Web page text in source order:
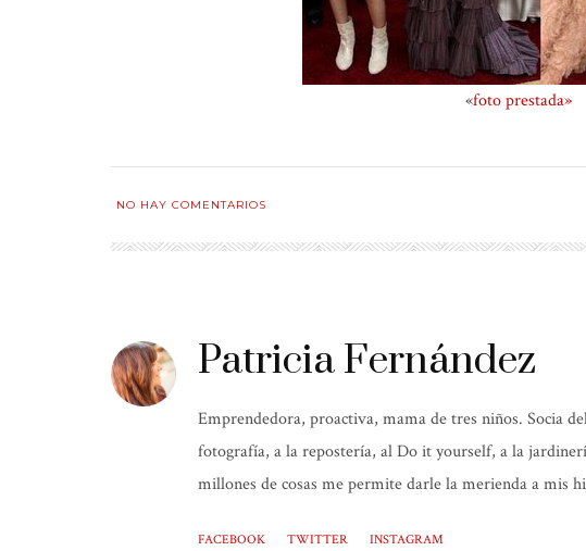
«foto prestada»
NO HAY COMENTARIOS
Patricia Fernández
Emprendedora, proactiva, mama de tres niños. Socia
fotografía, a la repostería, al Do it yourself, a la
millones de cosas me permite darle la merienda a mis
FACEBOOK TWITTER INSTAGRAM